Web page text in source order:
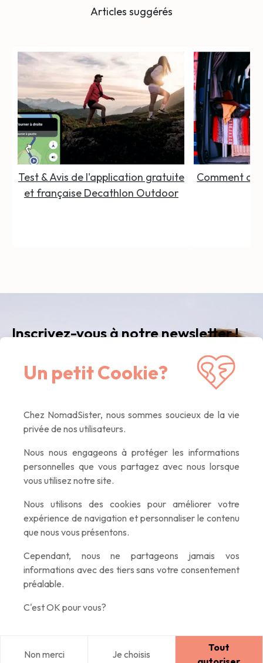
Un petit Cookie?
Chez NomadSister, nous sommes soucieux de la vie
privée de nos utilisateurs.
Nous nous engageons à protéger les informations
personnelles que vous partagez avec nous lorsque
vous utilisez notre site.
Nous utilisons des cookies pour améliorer votre
expérience de navigation et personnaliser le contenu
que nous vous présentons.
Cependant, nous ne partageons jamais vos
informations avec des tiers sans votre consentement
préalable.
C'est OK pour vous?
Non merci Je choisis
Tout
Explorer Blog Connexion
Articles suggérés
Test & Avis de l'application gratuite
et française Decathlon Outdoor
Comment
Inscrivez-vous à notre newsletter !
Recevez notre newslettermensuelle
avec nos
dernières nouvelles, des articles inspirants, des
promis :)